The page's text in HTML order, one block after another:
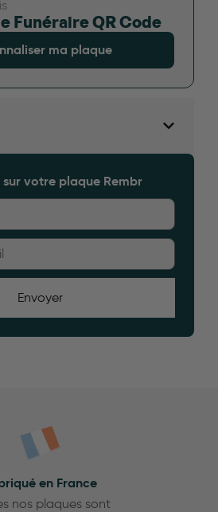
Funéraire QR Code
ma plaque
votre plaque Rembr
Envoyer
en France
nos plaques sont